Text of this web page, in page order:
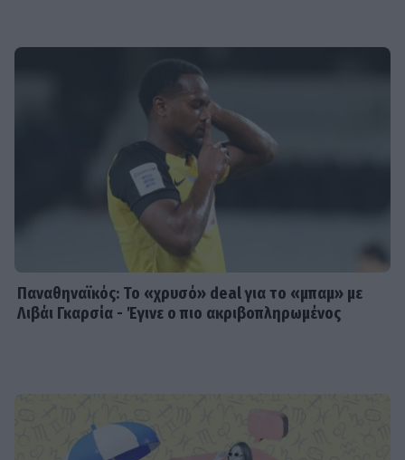
Παναθηναϊκός: Το «χρυσό» deal για το «μπαμ» με
Λιβάι Γκαρσία - Έγινε ο πιο ακριβοπληρωμένος